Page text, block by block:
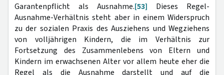
Garantenpflicht als Ausnahme.[53] Dieses Regel-
Ausnahme-Verhältnis steht aber in einem Widerspruch
zu der sozialen Praxis des Ausziehens und Wegziehens
von volljährigen Kindern, die im Verhältnis zur
Fortsetzung des Zusammenlebens von Eltern und
Kindern im erwachsenen Alter vor allem heute eher die
Regel als die Ausnahme darstellt und auf die